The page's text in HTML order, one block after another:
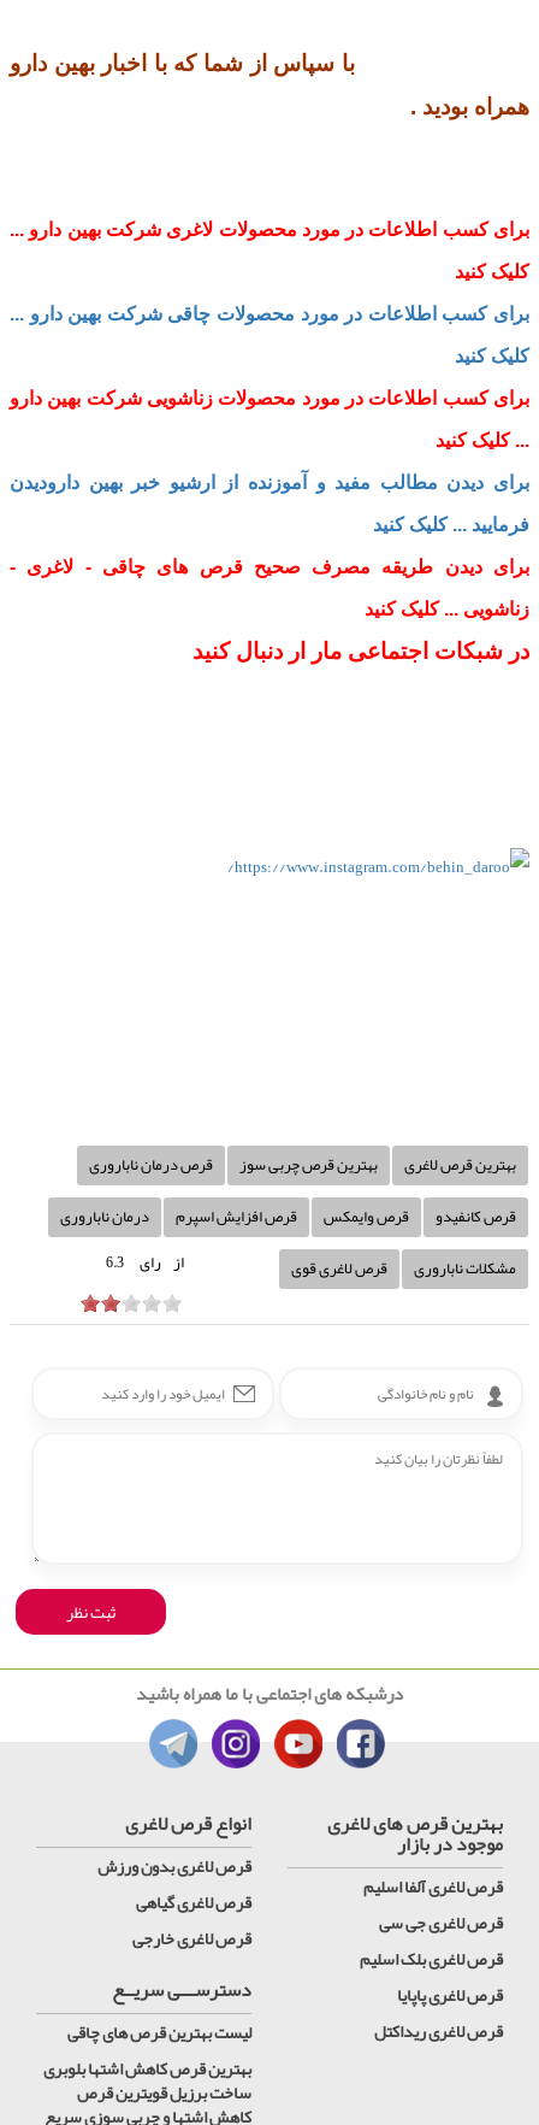
با سپاس از شما که با اخبار بهین دارو
همراه بودید .
برای کسب اطلاعات در مورد محصولات لاغری شرکت بهین دارو ...
کلیک کنید
برای کسب اطلاعات در مورد محصولات چاقی شرکت بهین دارو ...
کلیک کنید
برای کسب اطلاعات در مورد محصولات زناشویی شرکت بهین دارو
... کلیک کنید
برای دیدن مطالب مفید و آموزنده از ارشیو خبر بهین دارودیدن
فرمایید ... کلیک کنید
برای دیدن طریقه مصرف صحیح قرص های چاقی - لاغری -
زناشویی ... کلیک کنید
در شبکات اجتماعی مار ار دنبال کنید
بهترین قرص لاغری بهترین قرص چربی سوز قرص درمان ناباروری
قرص لاغری قوی مشکلات ناباروری
درمان ناباروری قرص افزایش اسپرم قرص وایمکس
قرص کانفیدو
از رای 6.3
درشبکه های اجتماعی با ما همراه باشید
بهترین قرص های لاغری
موجود در بازار
قرص لاغری آلفا اسلیم
قرص لاغری جی سی
قرص لاغری بلک اسلیم
قرص لاغری پاپایا
قرص لاغری ریداکتل
انواع قرص لاغری
قرص لاغری بدون ورزش
قرص لاغری گیاهی
قرص لاغری خارجی
دسترســـی سریــع
لیست بهترین قرص های چاقی
بهترین قرص کاهش اشتها بلوبری
ساخت برزیل قویترین قرص
کاهش اشتها و چربی سوزی سریع